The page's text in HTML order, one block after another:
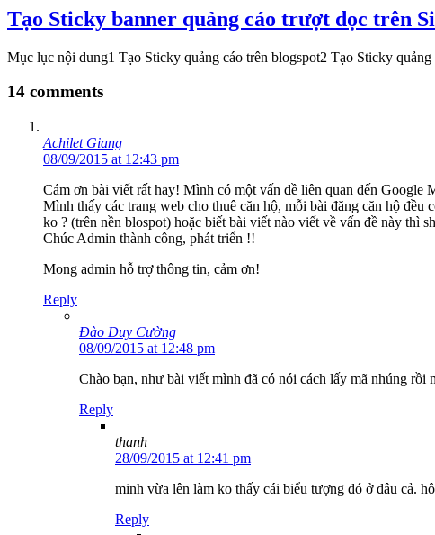
Tạo Sticky banner quảng cáo trượt dọc trên
Mục lục nội dung1 Tạo Sticky quảng cáo trên blogspot2 Tạo Sticky
14 comments
Achilet Giang
08/09/2015 at 12:43 pm
Cám ơn bài viết rất hay! Mình có một vấn đề liên quan đến Google
Mình thấy các trang web cho thuê căn hộ, mỗi bài đăng căn hộ
ko ? (trên nền blospot) hoặc biết bài viết nào viết về vấn đề này thì
Chúc Admin thành công, phát triển !!
Mong admin hỗ trợ thông tin, cảm ơn!
Reply
Đào Duy Cường
08/09/2015 at 12:48 pm
Chào bạn, như bài viết mình đã có nói cách lấy mã nhúng rồi
Reply
thanh
28/09/2015 at 12:41 pm
minh vừa lên làm ko thấy cái biểu tượng đó ở đâu cả.
Reply